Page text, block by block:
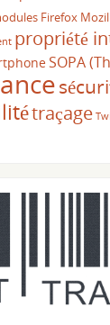
Firefox
propriété
SOPA
traçage